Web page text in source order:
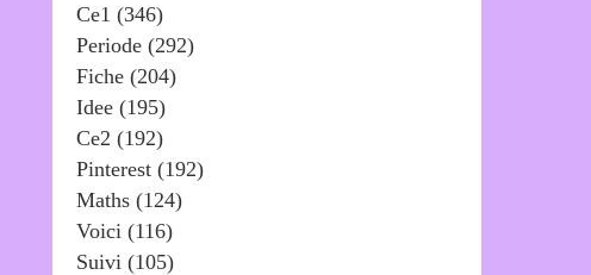
Ce1 (346)
Periode (292)
Fiche (204)
Idee (195)
Ce2 (192)
Pinterest (192)
Maths (124)
Voici (116)
Suivi (105)